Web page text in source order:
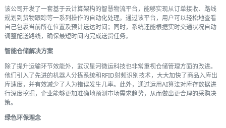
该公司开发了一套基于云计算架构的智慧物流平台，能够实现从订单接收、路线
规划到货物跟踪等一系列操作的自动化处理。通过该平台，用户可以轻松地查看
自己包裹当前所在位置及预计送达时间；同时，系统还能根据实时交通状况自动
调整配送路线，确保最短时间内完成送货任务。
智能仓储解决方案
除了提升运输环节效能外，武汉星河微运科技也非常重视仓储管理方面的改进。
他们引入了先进的机器人分拣系统和RFID射频识别技术，大大加快了商品入库出
库速度，并有效减少了人为错误发生几率。此外，通过运用AI算法对库存数据进
行深度挖掘，企业能够更加准确地预测市场需求趋势，从而做出更合理的采购决
策。
绿色环保理念